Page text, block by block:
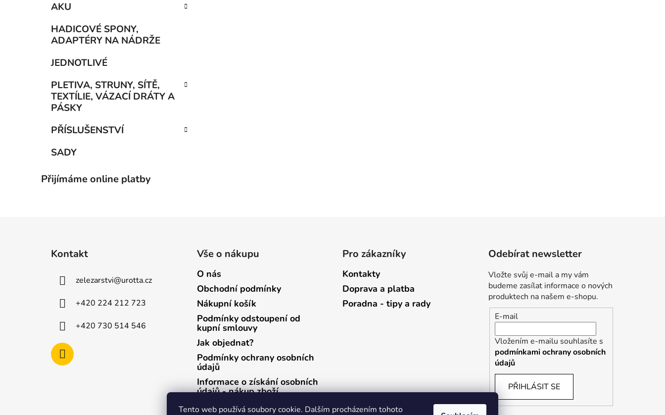
Tento web používá soubory cookie. Dalším procházením tohoto
AKU
HADICOVÉ SPONY,
ADAPTÉRY NA NÁDRŽE
JEDNOTLIVÉ
PLETIVA, STRUNY, SÍTĚ,
TEXTÍLIE, VÁZACÍ DRÁTY A
PÁSKY
PŘÍSLUŠENSTVÍ
SADY
Přijímáme online platby
Kontakt
zelezarstvi@urotta.cz
+420 224 212 723
+420 730 514 546
Vše o nákupu
O nás
Obchodní podmínky
Nákupní košík
Podmínky odstoupení od
kupní smlouvy
Jak objednat?
Podmínky ochrany osobních
údajů
Informace o získání osobních
údajů - nákup zboží
Informace o získání osobních
Pro zákazníky
Kontakty
Doprava a platba
Poradna - tipy a rady
Odebírat newsletter
Vložte svůj e-mail a my vám
budeme zasílat informace o nových
produktech na našem e-shopu.
E-mail
Vložením e-mailu souhlasíte s
podmínkami ochrany osobních
údajů
PŘIHLÁSIT SE